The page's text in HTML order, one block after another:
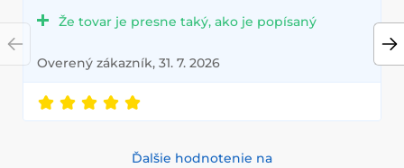
Že tovar je presne taký, ako je popísaný
Overený zákazník, 31. 7. 2026
Ďalšie hodnotenie na